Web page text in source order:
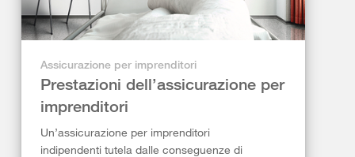
Assicurazione per imprenditori
Prestazioni dell’assicurazione per
imprenditori
Un’assicurazione per imprenditori
indipendenti tutela dalle conseguenze di